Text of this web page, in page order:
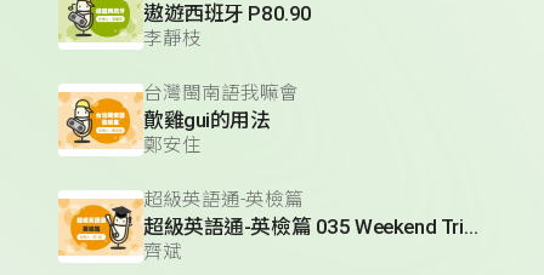
遨遊西班牙 P80.90
李靜枝
台灣閩南語我嘛會
歕雞gui的用法
鄭安住
超級英語通-英檢篇
超級英語通-英檢篇 035 Weekend Trip- 週末旅遊
齊斌